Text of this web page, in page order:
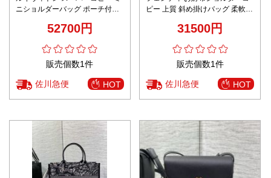
ニショルダーバッグ ポーチ付き
様 安心サイト52700円
販売個数1件
佐川急便 HOT
ピー 上質 斜め掛けバッグ 柔軟
31500円
販売個数1件
佐川急便 HOT